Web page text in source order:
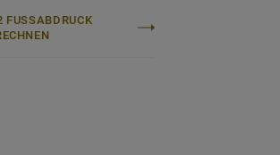
FUSSABDRUCK B